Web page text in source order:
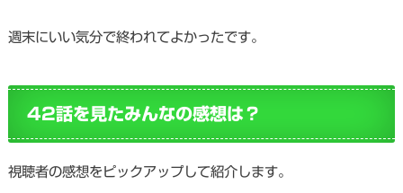
週末にいい気分で終われてよかったです。
42話を見たみんなの感想は？
視聴者の感想をピックアップして紹介します。